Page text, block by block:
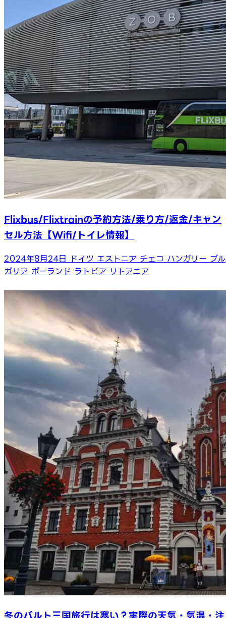
Flixbus/Flixtrainの予約方法/乗り方/返金/キャン
セル方法【Wifi/トイレ情報】
2024年8月24日 ドイツ エストニア チェコ ハンガリー ブル
ガリア ポーランド ラトビア リトアニア